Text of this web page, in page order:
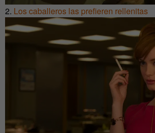
2. Los caballeros las prefieren rellenitas